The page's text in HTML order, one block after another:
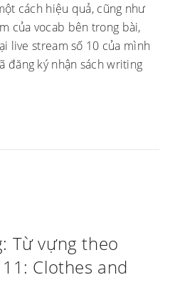
cách hiệu quả, cũng như
của vocab bên trong bài,
live stream số 10 của mình
đăng ký nhận sách writing
Từ vựng theo
Clothes and